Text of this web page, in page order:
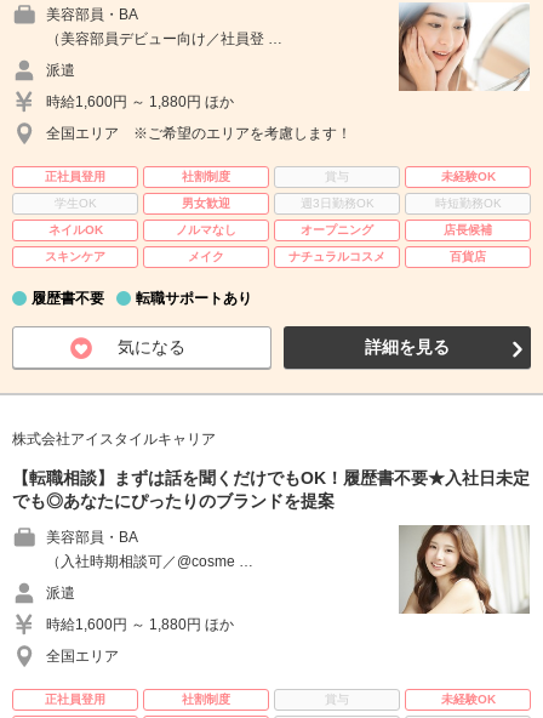
美容部員・BA
（美容部員デビュー向け／社員登 …
派遣
時給1,600円 ～ 1,880円 ほか
全国エリア ※ご希望のエリアを考慮します！
正社員登用 社割制度 賞与
未経験OK
学生OK
男女歓迎 週3日勤務OK
時短勤務OK
ネイルOK
ノルマなし オープニング
店長候補
スキンケア
メイク ナチュラルコスメ 百貨店
履歴書不要 転職サポートあり
気になる 詳細を見る
株式会社アイスタイルキャリア
【転職相談】まずは話を聞くだけでもOK！履歴書不要★入社日未定
でも◎あなたにぴったりのブランドを提案
美容部員・BA
（入社時期相談可／@cosme …
派遣
時給1,600円 ～ 1,880円 ほか
全国エリア
正社員登用 社割制度 賞与
未経験OK